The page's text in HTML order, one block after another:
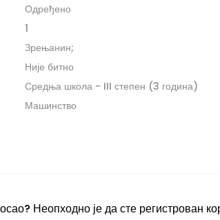
Одређено
1
Зрењанин;
Није битно
Средња школа - III степен (3 година)
Машинство
Неопходно је да сте регистрован